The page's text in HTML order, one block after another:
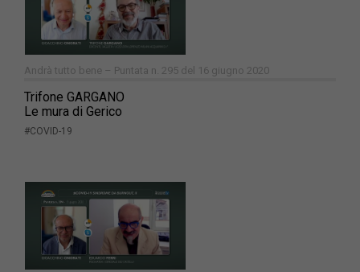
Andrà tutto bene – Puntata n. 295 del 16 giugno 2020
Trifone GARGANO
Le mura di Gerico
#COVID-19